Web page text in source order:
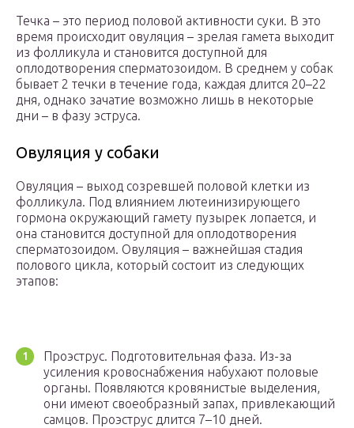
Течка – это период половой активности суки. В это
время происходит овуляция – зрелая гамета выходит
из фолликула и становится доступной для
оплодотворения сперматозоидом. В среднем у собак
бывает 2 течки в течение года, каждая длится 20–22
дня, однако зачатие возможно лишь в некоторые
дни – в фазу эструса.
Овуляция у собаки
Овуляция – выход созревшей половой клетки из
фолликула. Под влиянием лютеинизирующего
гормона окружающий гамету пузырек лопается, и
она становится доступной для оплодотворения
сперматозоидом. Овуляция – важнейшая стадия
полового цикла, который состоит из следующих
этапов:
Проэструс. Подготовительная фаза. Из-за
усиления кровоснабжения набухают половые
органы. Появляются кровянистые выделения,
они имеют своеобразный запах, привлекающий
самцов. Проэструс длится 7–10 дней.